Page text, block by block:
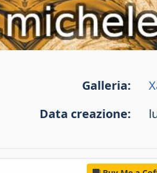
Galleria:
Data creazione: